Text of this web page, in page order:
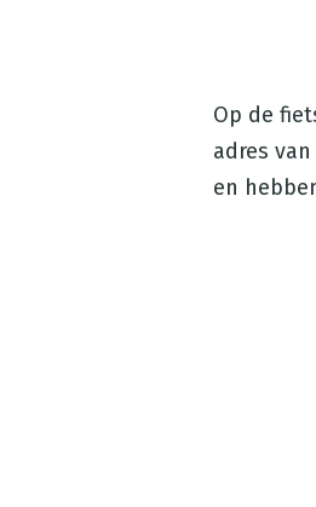
Op de
adres
en